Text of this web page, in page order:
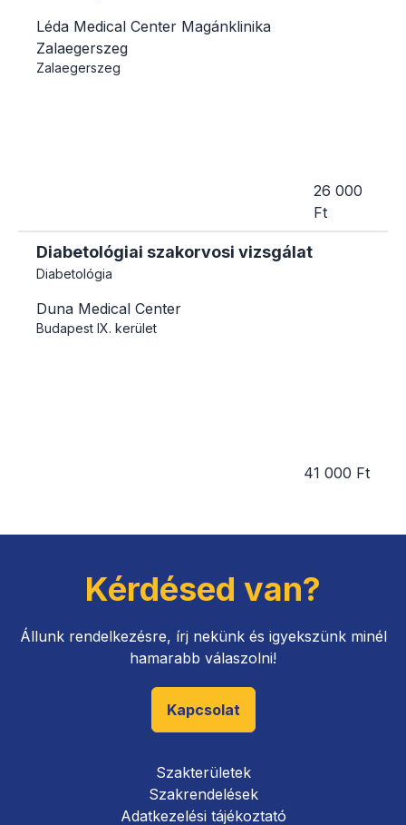
Léda Medical Center Magánklinika
Zalaegerszeg
Zalaegerszeg
26 000
Ft
Diabetológiai szakorvosi vizsgálat
Diabetológia
Duna Medical Center
Budapest IX. kerület
41 000 Ft
Kérdésed van?
Állunk rendelkezésre, írj nekünk és igyekszünk minél
hamarabb válaszolni!
Kapcsolat
Szakterületek
Szakrendelések
Adatkezelési tájékoztató